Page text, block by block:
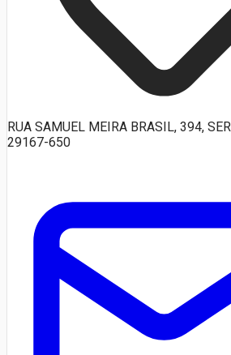
RUA SAMUEL MEIRA BRASIL, 394,
29167-650